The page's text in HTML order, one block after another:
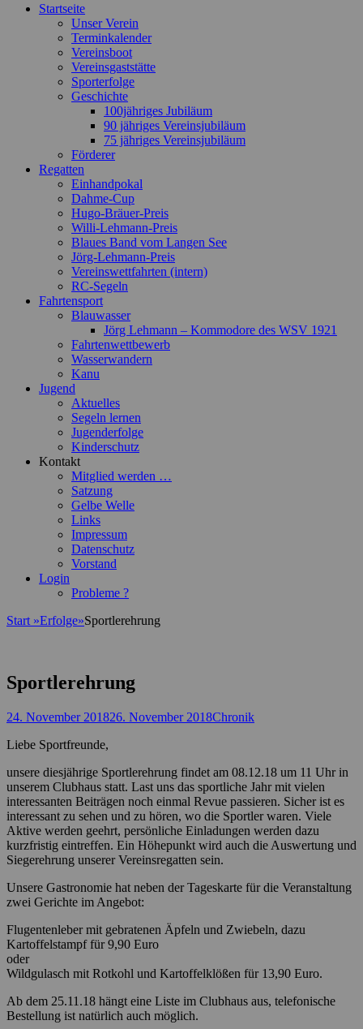
Zum
Startseite
Unser Verein
Terminkalender
Vereinsboot
Vereinsgaststätte
Sporterfolge
Geschichte
100jähriges Jubiläum
90 jähriges Vereinsjubiläum
75 jähriges Vereinsjubiläum
Förderer
Regatten
Einhandpokal
Dahme-Cup
Hugo-Bräuer-Preis
Willi-Lehmann-Preis
Blaues Band vom Langen See
Jörg-Lehmann-Preis
Vereinswettfahrten (intern)
RC-Segeln
Fahrtensport
Blauwasser
Jörg Lehmann – Kommodore des WSV 1921
Fahrtenwettbewerb
Wasserwandern
Kanu
Jugend
Aktuelles
Segeln lernen
Jugenderfolge
Kinderschutz
Kontakt
Mitglied werden …
Satzung
Gelbe Welle
Links
Impressum
Datenschutz
Vorstand
Login
Probleme ?
Start »Erfolge»Sportlerehrung
Sportlerehrung
Posted
24. November 201826. November 2018Autor
Chronik
Liebe Sportfreunde,
unsere diesjährige Sportlerehrung findet am 08.12.18 um 11 Uhr in
unserem Clubhaus statt. Last uns das sportliche Jahr mit vielen
interessanten Beiträgen noch einmal Revue passieren. Sicher ist es
interessant zu sehen und zu hören, wo die Sportler waren. Viele
Aktive werden geehrt, persönliche Einladungen werden dazu
kurzfristig eintreffen. Ein Höhepunkt wird auch die Auswertung und
Siegerehrung unserer Vereinsregatten sein.
Unsere Gastronomie hat neben der Tageskarte für die Veranstaltung
zwei Gerichte im Angebot:
Flugentenleber mit gebratenen Äpfeln und Zwiebeln, dazu
Kartoffelstampf für 9,90 Euro
oder
Wildgulasch mit Rotkohl und Kartoffelklößen für 13,90 Euro.
Ab dem 25.11.18 hängt eine Liste im Clubhaus aus, telefonische
Bestellung ist natürlich auch möglich.